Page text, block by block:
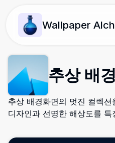
Wallpaper
추상 배
추상 배경화면의 멋진 컬렉
디자인과 선명한 해상도를 특